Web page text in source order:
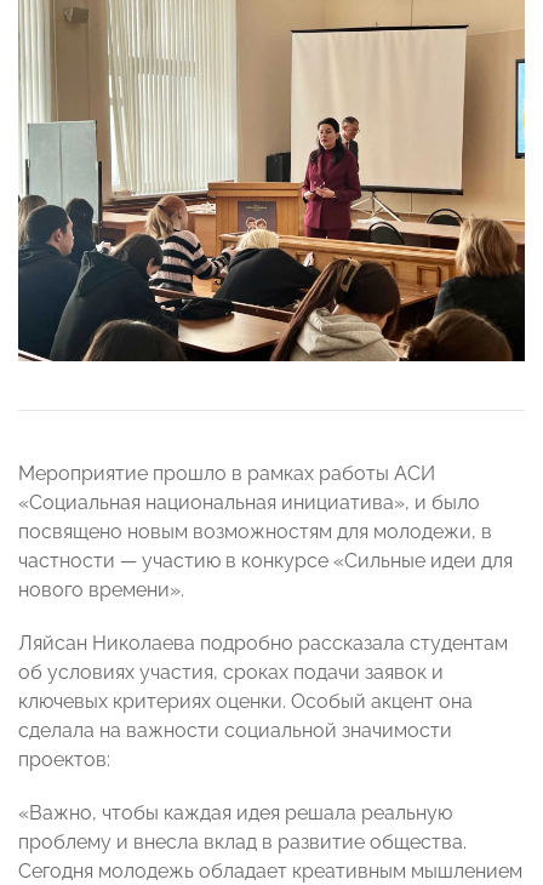
Мероприятие прошло в рамках работы АСИ
«Социальная национальная инициатива», и было
посвящено новым возможностям для молодежи, в
частности — участию в конкурсе «Сильные идеи для
нового времени».
Ляйсан Николаева подробно рассказала студентам
об условиях участия, сроках подачи заявок и
ключевых критериях оценки. Особый акцент она
сделала на важности социальной значимости
проектов:
«Важно, чтобы каждая идея решала реальную
проблему и внесла вклад в развитие общества.
Сегодня молодежь обладает креативным мышлением